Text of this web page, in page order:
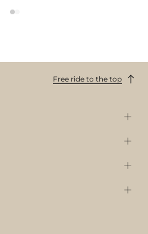
Free ride to the top